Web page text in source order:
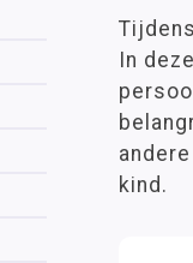
In
kind.